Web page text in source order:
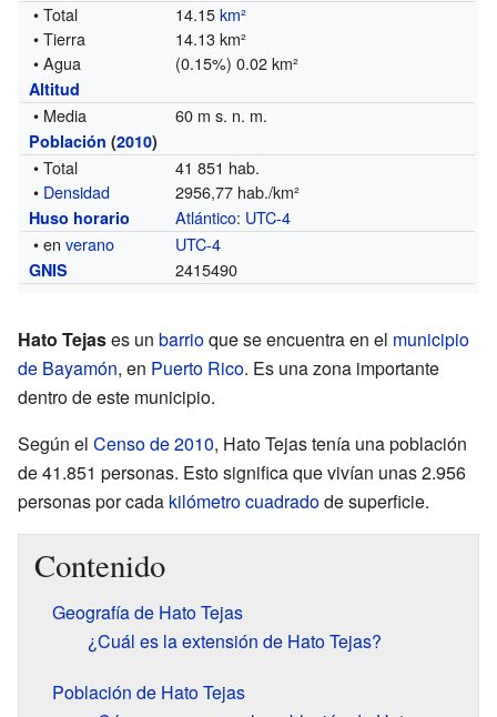
• Total 14.15km²
• Tierra
14.13 km²
• Agua
(0.15%) 0.02 km²
Altitud
• Media 60 m s. n. m.
Población (2010)
• Total
41 851 hab.
• Densidad 2956,77 hab./km²
Huso horario Atlántico: UTC-4
• enverano UTC-4
GNIS 2415490
Hato Tejases un barrioque se encuentra en el municipio
de Bayamón, en Puerto Rico. Es una zona importante
dentro de este municipio.
Según el Censo de 2010, Hato Tejas tenía una población
de 41.851 personas. Esto significa que vivían unas 2.956
personas por cada kilómetro cuadradode superficie.
Contenido
Geografía de Hato Tejas
¿Cuál es la extensión de Hato Tejas?
Población de Hato Tejas